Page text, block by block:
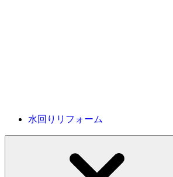
水回りリフォーム